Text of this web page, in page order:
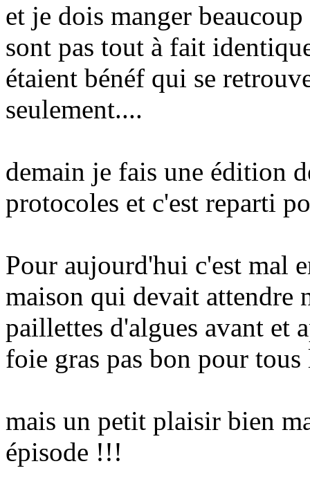
et je dois manger
sont pas tout à fait
étaient bénéf qui se
seulement....
demain je fais une édition
protocoles et c'est reparti
Pour aujourd'hui c'est mal
maison qui devait attendre
paillettes d'algues avant et
foie gras pas bon pour
mais un petit plaisir bien
épisode !!!